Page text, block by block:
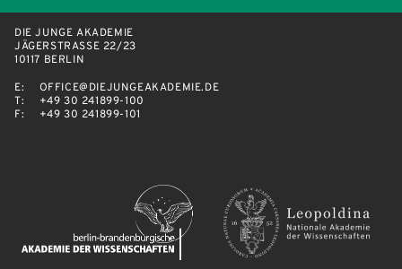
DIE JUNGE AKADEMIE
JÄGERSTRASSE 22/23
10117 BERLIN
E:
OFFICE@DIEJUNGEAKADEMIE.DE
T:
+49 30 241899-100
F:
+49 30 241899-101